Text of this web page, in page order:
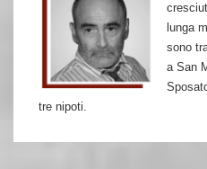
lunga
sono
a San
tre nipoti.